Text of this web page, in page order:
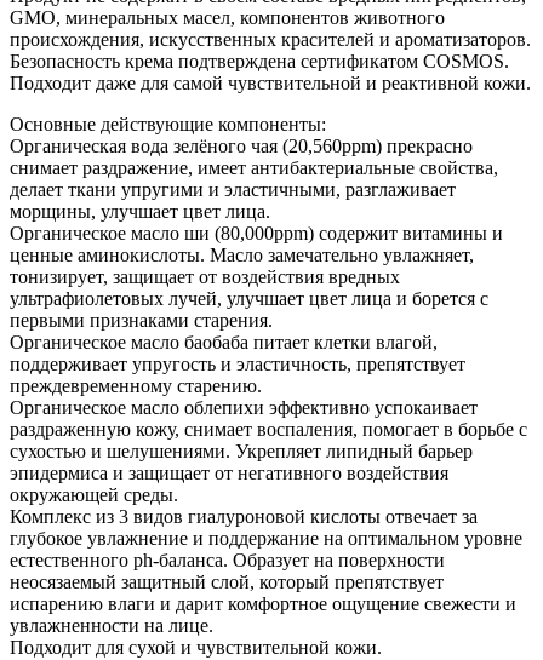
GMO, минеральных масел, компонентов животного
происхождения, искусственных красителей и ароматизаторов.
Безопасность крема подтверждена сертификатом COSMOS.
Подходит даже для самой чувствительной и реактивной кожи.
Основные действующие компоненты:
Органическая вода зелёного чая (20,560ppm) прекрасно
снимает раздражение, имеет антибактериальные свойства,
делает ткани упругими и эластичными, разглаживает
морщины, улучшает цвет лица.
Органическое масло ши (80,000ppm) содержит витамины и
ценные аминокислоты. Масло замечательно увлажняет,
тонизирует, защищает от воздействия вредных
ультрафиолетовых лучей, улучшает цвет лица и борется с
первыми признаками старения.
Органическое масло баобаба питает клетки влагой,
поддерживает упругость и эластичность, препятствует
преждевременному старению.
Органическое масло облепихи эффективно успокаивает
раздраженную кожу, снимает воспаления, помогает в борьбе с
сухостью и шелушениями. Укрепляет липидный барьер
эпидермиса и защищает от негативного воздействия
окружающей среды.
Комплекс из 3 видов гиалуроновой кислоты отвечает за
глубокое увлажнение и поддержание на оптимальном уровне
естественного ph-баланса. Образует на поверхности
неосязаемый защитный слой, который препятствует
испарению влаги и дарит комфортное ощущение свежести и
увлажненности на лице.
Подходит для сухой и чувствительной кожи.